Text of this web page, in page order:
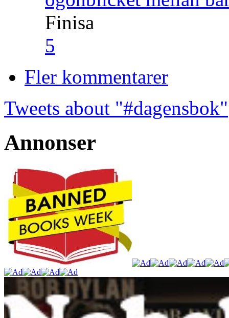
Finisa
5
Fler kommentarer
Tweets about "#dagensbok"
Annonser